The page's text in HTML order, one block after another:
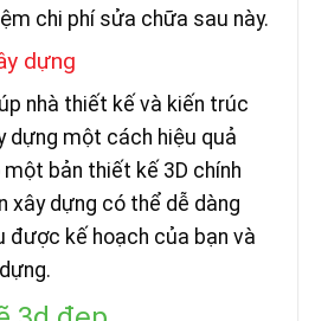
chi phí sửa chữa sau này.
dựng
nhà thiết kế và kiến trúc
dựng một cách hiệu quả
một bản thiết kế 3D chính
xây dựng có thể dễ dàng
được kế hoạch của bạn và